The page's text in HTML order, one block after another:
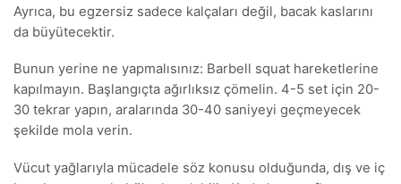
Ayrıca, bu egzersiz sadece kalçaları değil, bacak kaslarını
da büyütecektir.
Bunun yerine ne yapmalısınız: Barbell squat hareketlerine
kapılmayın. Başlangıçta ağırlıksız çömelin. 4-5 set için 20-
30 tekrar yapın, aralarında 30-40 saniyeyi geçmeyecek
şekilde mola verin.
Vücut yağlarıyla mücadele söz konusu olduğunda, dış ve iç